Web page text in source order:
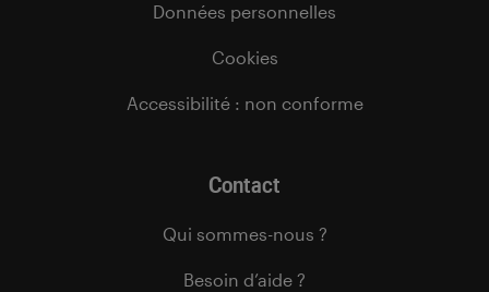
Données personnelles
Cookies
Accessibilité : non conforme
Contact
Qui sommes-nous ?
Besoin d’aide ?